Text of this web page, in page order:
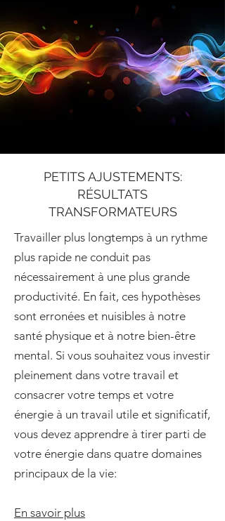
PETITS AJUSTEMENTS:
RÉSULTATS
TRANSFORMATEURS
Travailler plus longtemps à un rythme
plus rapide ne conduit pas
nécessairement à une plus grande
productivité. En fait, ces hypothèses
sont erronées et nuisibles à notre
santé physique et à notre bien-être
mental. Si vous souhaitez vous investir
pleinement dans votre travail et
consacrer votre temps et votre
énergie à un travail utile et significatif,
vous devez apprendre à tirer parti de
votre énergie dans quatre domaines
principaux de la vie:
En savoir plus